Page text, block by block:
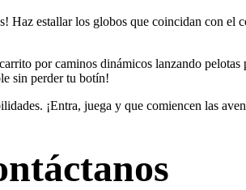
Haz estallar los globos que coincidan con el
por caminos dinámicos lanzando
sin perder tu botín!
¡Entra, juega y que comiencen las